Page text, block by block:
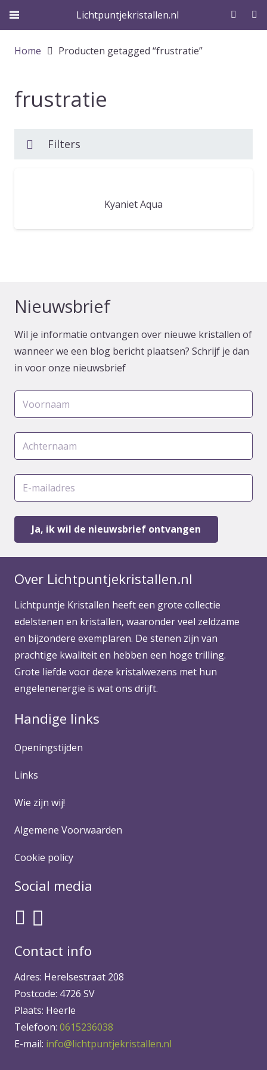
Lichtpuntjekristallen.nl
Home Producten getagged “frustratie”
frustratie
Filters
Kyaniet Aqua
Nieuwsbrief
Wil je informatie ontvangen over nieuwe kristallen of
wanneer we een blog bericht plaatsen? Schrijf je dan
in voor onze nieuwsbrief
Over Lichtpuntjekristallen.nl
Lichtpuntje Kristallen heeft een grote collectie
edelstenen en kristallen, waaronder veel zeldzame
en bijzondere exemplaren. De stenen zijn van
prachtige kwaliteit en hebben een hoge trilling.
Grote liefde voor deze kristalwezens met hun
engelenenergie is wat ons drijft.
Handige links
Openingstijden
Links
Wie zijn wij!
Algemene Voorwaarden
Cookie policy
Social media
Contact info
Adres: Herelsestraat 208
Postcode: 4726 SV
Plaats: Heerle
Telefoon: 0615236038
E-mail: info@lichtpuntjekristallen.nl